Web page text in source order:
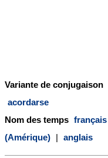
Variante de conjugaison
acordarse
Nom des temps français
(Amérique) | anglais